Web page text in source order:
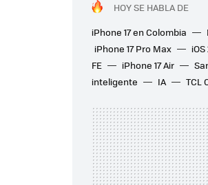
HOY SE HABLA DE
iPhone 17 en Colombia
iPhone 17 Pro Max
iOS
FE
iPhone 17 Air
inteligente
IA TCL